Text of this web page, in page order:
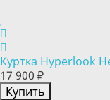
Куртка Hyperlook
17 900 ₽
Купить